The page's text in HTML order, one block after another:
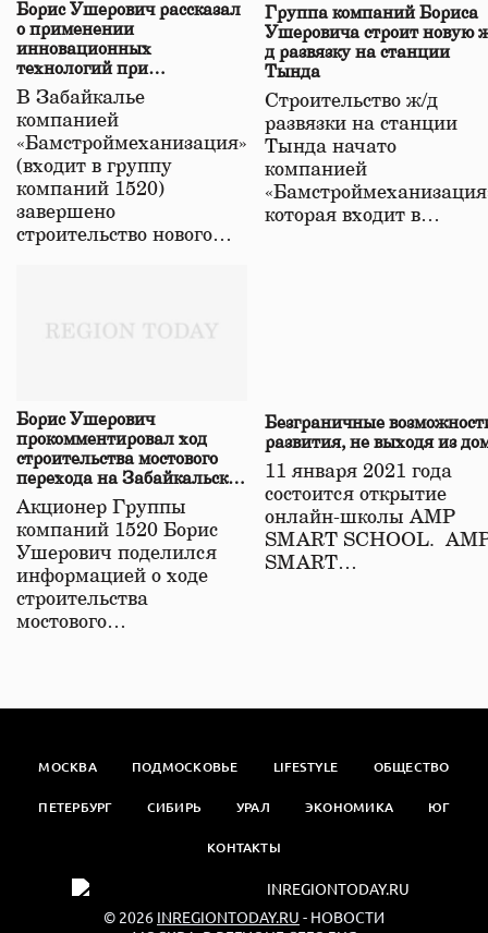
Борис Ушерович рассказал
о применении
инновационных
технологий при
строительстве нового моста
в Забайкалье
В Забайкалье
компанией
«Бамстроймеханизация»
(входит в группу
компаний 1520)
завершено
строительство нового…
Группа компаний Бориса
Ушеровича строит новую
д развязку на станции
Тында
Строительство ж/д
развязки на станции
Тында начато
компанией
которая входит в…
Борис Ушерович
прокомментировал ход
строительства мостового
перехода на Забайкальской
железной дороге
Акционер Группы
компаний 1520 Борис
Ушерович поделился
информацией о ходе
строительства
мостового…
Безграничные
развития, не выходя из
11 января 2021 года
состоится открытие
онлайн-школы АМР
SMART SCHOOL.
SMART…
МОСКВА ПОДМОСКОВЬЕ LIFESTYLE ОБЩЕСТВО
ПЕТЕРБУРГ СИБИРЬ УРАЛ ЭКОНОМИКА ЮГ
КОНТАКТЫ
© 2026 INREGIONTODAY.RU - НОВОСТИ